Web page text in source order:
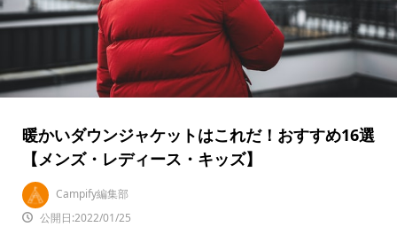
暖かいダウンジャケットはこれだ！おすすめ16選
【メンズ・レディース・キッズ】
Campify編集部
公開日:2022/01/25